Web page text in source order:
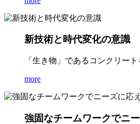
新技術と時代変化の意識
「生き物」であるコンクリー
more
強固なチームワークでニ